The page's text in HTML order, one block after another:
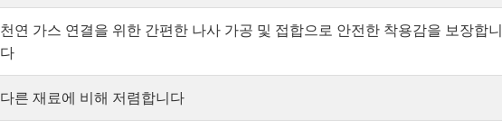
천연 가스 연결을 위한 간편한 나사 가공 및 접합으로 안전한 착용감을 보장합니
다
다른 재료에 비해 저렴합니다